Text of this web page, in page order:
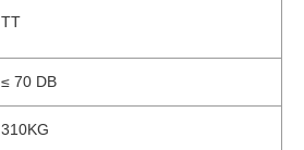
TT
≤ 70 DB
310KG